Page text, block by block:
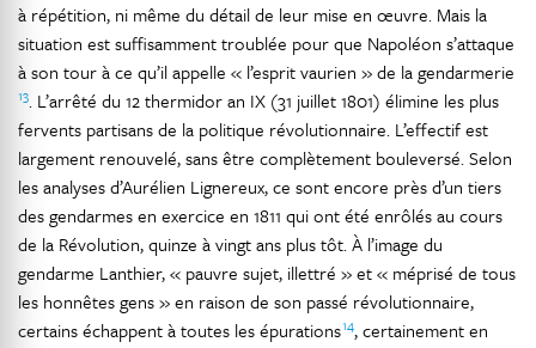
à répétition, ni même du détail de leur mise en œuvre. Mais la
situation est suffisamment troublée pour que Napoléon s’attaque
à son tour à ce qu’il appelle « l’esprit vaurien » de la gendarmerie
13. L’arrêté du 12 thermidor an IX (31 juillet 1801) élimine les plus
fervents partisans de la politique révolutionnaire. L’effectif est
largement renouvelé, sans être complètement bouleversé. Selon
les analyses d’Aurélien Lignereux, ce sont encore près d’un tiers
des gendarmes en exercice en 1811 qui ont été enrôlés au cours
de la Révolution, quinze à vingt ans plus tôt. À l’image du
gendarme Lanthier, « pauvre sujet, illettré » et « méprisé de tous
les honnêtes gens » en raison de son passé révolutionnaire,
certains échappent à toutes les épurations14, certainement en